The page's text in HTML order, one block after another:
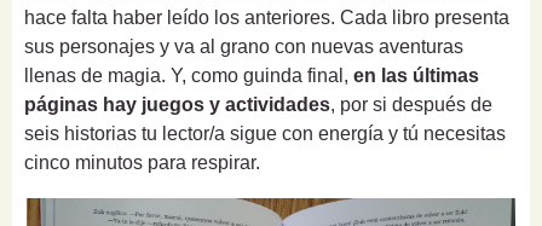
hace falta haber leído los anteriores. Cada libro presenta
sus personajes y va al grano con nuevas aventuras
llenas de magia. Y, como guinda final, en las últimas
páginas hay juegos y actividades, por si después de
seis historias tu lector/a sigue con energía y tú necesitas
cinco minutos para respirar.